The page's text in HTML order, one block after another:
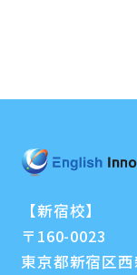
【新宿校】
〒160-0023
東京都新宿区